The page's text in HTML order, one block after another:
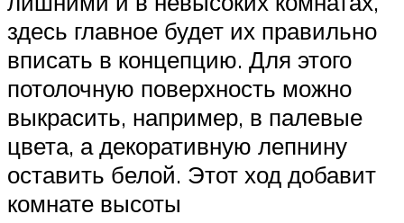
здесь главное будет их правильно
вписать в концепцию. Для этого
потолочную поверхность можно
выкрасить, например, в палевые
цвета, а декоративную лепнину
оставить белой. Этот ход добавит
комнате высоты